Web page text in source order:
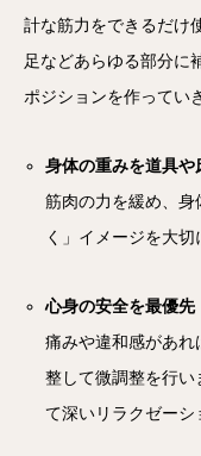
計な筋力をできるだけ
足などあらゆる部分に
ポジションを作ってい
身体の重みを道具や
筋肉の力を緩め、
く」イメージを大切
心身の安全を最優先
痛みや違和感があれ
整して微調整を行
て深いリラクゼーシ